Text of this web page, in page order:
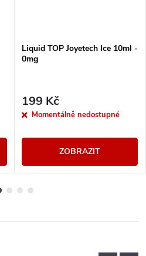
Liquid TOP Joyetech Ice 10ml -
0mg
199 Kč
Momentálně nedostupné
ZOBRAZIT